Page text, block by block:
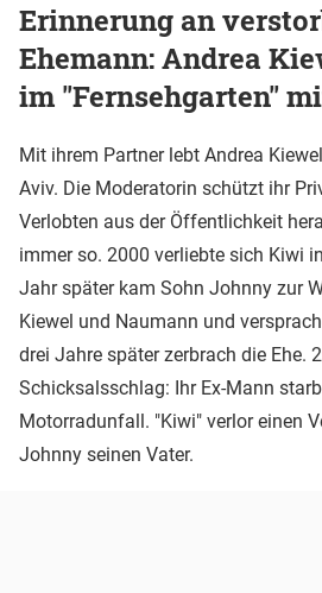
Erinnerung an
Ehemann: Andrea
im "Fernsehgarten"
Mit ihrem Partner lebt Andrea
Aviv. Die Moderatorin schützt ihr
Verlobten aus der Öffentlichkeit
immer so. 2000 verliebte sich Kiwi
Jahr später kam Sohn Johnny zur
Kiewel und Naumann und
drei Jahre später zerbrach die Ehe.
Schicksalsschlag: Ihr Ex-Mann
Motorradunfall. "Kiwi" verlor einen
Johnny seinen Vater.